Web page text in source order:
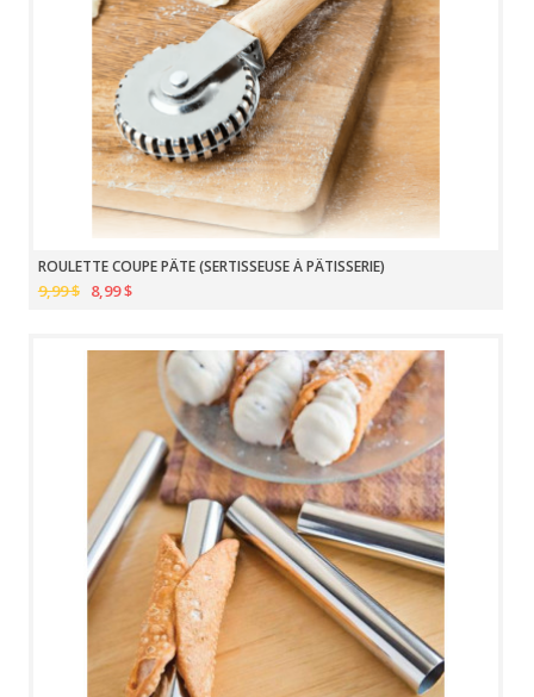
ROULETTE COUPE PÂTE (SERTISSEUSE À PÂTISSERIE)
9,99 $ 8,99 $